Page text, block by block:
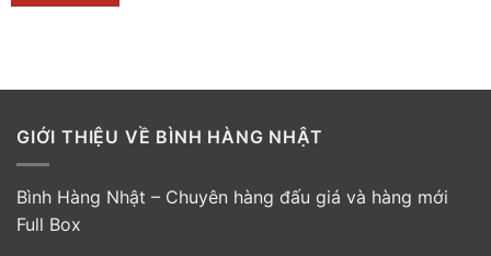
GIỚI THIỆU VỀ BÌNH HÀNG NHẬT
Bình Hàng Nhật – Chuyên hàng đấu giá và hàng mới
Full Box